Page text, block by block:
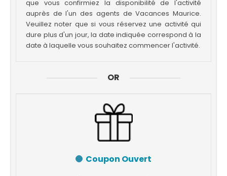
que vous confirmiez la disponibilité de l'activité
auprès de l'un des agents de Vacances Maurice.
Veuillez noter que si vous réservez une activité qui
dure plus d'un jour, la date indiquée correspond à la
date à laquelle vous souhaitez commencer l'activité.
OR
Coupon Ouvert